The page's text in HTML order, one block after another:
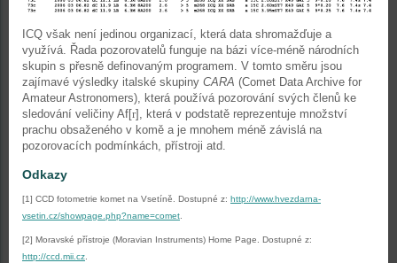
ICQ však není jedinou organizací, která data shromažďuje a
využívá. Řada pozorovatelů funguje na bázi více-méně národních
skupin s přesně definovaným programem. V tomto směru jsou
zajímavé výsledky italské skupiny CARA (Comet Data Archive for
Amateur Astronomers), která používá pozorování svých členů ke
sledování veličiny Af[r], která v podstatě reprezentuje množství
prachu obsaženého v komě a je mnohem méně závislá na
pozorovacích podmínkách, přístroji atd.
Odkazy
[1] CCD fotometrie komet na Vsetíně. Dostupné z: http://www.hvezdarna-
vsetin.cz/showpage.php?name=comet.
[2] Moravské přístroje (Moravian Instruments) Home Page. Dostupné z:
http://ccd.mii.cz.